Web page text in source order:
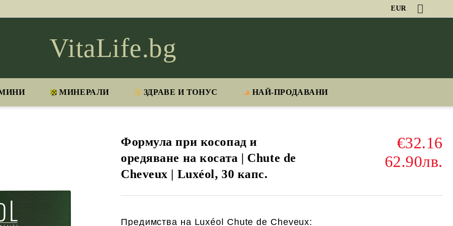
EUR
VitaLife.bg
МИНЕРАЛИ ЗДРАВЕ И ТОНУС НАЙ-ПРОДАВАНИ
Формула при косопад и
оредяване на косата | Chute de
Cheveux | Luxéol, 30 капс.
€32.16
62.90лв.
Предимства на Luxéol Chute de Cheveux: